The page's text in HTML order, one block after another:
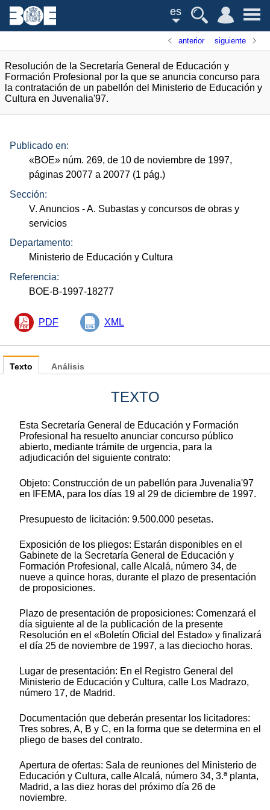
es
anterior siguiente
Resolución de la Secretaría General de Educación y
Formación Profesional por la que se anuncia concurso para
la contratación de un pabellón del Ministerio de Educación y
Cultura en Juvenalia'97.
Publicado en:
«BOE» núm. 269, de 10 de noviembre de 1997,
páginas 20077 a 20077 (1 pág.)
Sección:
V. Anuncios - A. Subastas y concursos de obras y
servicios
Departamento:
Ministerio de Educación y Cultura
Referencia:
BOE-B-1997-18277
PDF XML
Texto
TEXTO
Esta Secretaría General de Educación y Formación
Profesional ha resuelto anunciar concurso público
abierto, mediante trámite de urgencia, para la
adjudicación del siguiente contrato:
Objeto: Construcción de un pabellón para Juvenalia'97
en IFEMA, para los días 19 al 29 de diciembre de 1997.
Presupuesto de licitación: 9.500.000 pesetas.
Exposición de los pliegos: Estarán disponibles en el
Gabinete de la Secretaría General de Educación y
Formación Profesional, calle Alcalá, número 34, de
nueve a quince horas, durante el plazo de presentación
de proposiciones.
Plazo de presentación de proposiciones: Comenzará el
día siguiente al de la publicación de la presente
Resolución en el «Boletín Oficial del Estado» y finalizará
el día 25 de noviembre de 1997, a las dieciocho horas.
Lugar de presentación: En el Registro General del
Ministerio de Educación y Cultura, calle Los Madrazo,
número 17, de Madrid.
Documentación que deberán presentar los licitadores:
Tres sobres, A, B y C, en la forma que se determina en el
pliego de bases del contrato.
Apertura de ofertas: Sala de reuniones del Ministerio de
Educación y Cultura, calle Alcalá, número 34, 3.ª planta,
Madrid, a las diez horas del próximo día 26 de
noviembre.
Análisis